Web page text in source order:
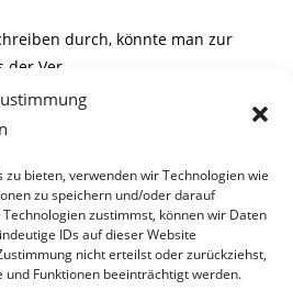
bieten, verwenden wir Technologien wie
zu speichern und/oder darauf
zustimmst, können wir Daten
IDs auf dieser Website
nicht erteilst oder zurückziehst,
Funktionen beeinträchtigt werden.
durch, könnte man zur
der Ver-
war eine Entscheidung des
ihm egal war und er mit
den
absichtlich in die Irre zu